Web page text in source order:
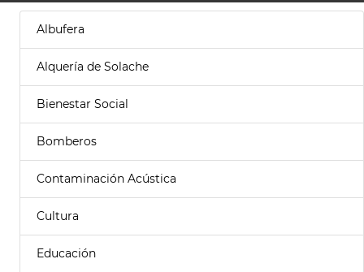
Albufera
Alquería de Solache
Bienestar Social
Bomberos
Contaminación Acústica
Cultura
Educación